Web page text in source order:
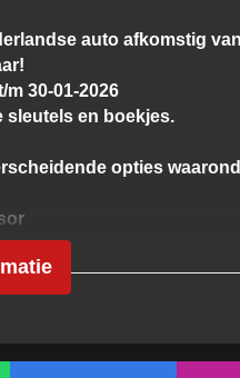
voor
control
achter
systeem
auto afkomstig
m 30-01-2026
sleutels en boekjes.
opties
Leder Stuurwiel